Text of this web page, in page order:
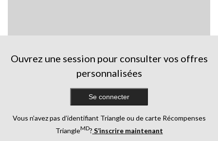
Ouvrez une session pour consulter vos offres
personnalisées
Se connecter
Vous n’avez pas d’identifiant Triangle ou de carte Récompenses
TriangleMD? S’inscrire maintenant